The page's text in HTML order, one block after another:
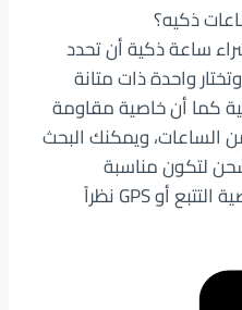
ذكيه؟
ساعة ذكية أن تحدد
واحدة ذات متانة
كما أن خاصية مقاومة
الساعات، ويمكنك البحث
لتكون مناسبة
لاستخدامك بالإضافة إلى خاصية التتبع أو GPS نظراً